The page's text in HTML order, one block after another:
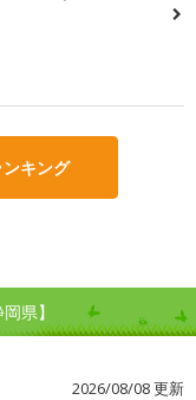
キング
県】
2026/08/08 更新